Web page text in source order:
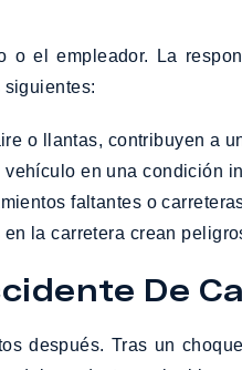
el empleador. La
o llantas, contribuyen a
en una condición
faltantes o
la carretera crean
De
después. Tras un